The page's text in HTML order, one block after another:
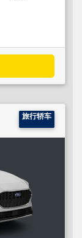
旅行轿车